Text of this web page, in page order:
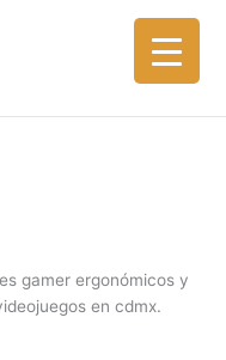
gamer ergonómicos y
en cdmx.